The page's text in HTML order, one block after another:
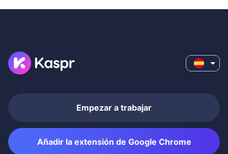
Empezar a trabajar
Añadir la extensión de Google Chrome